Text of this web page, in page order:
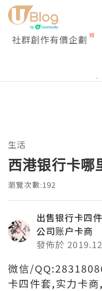
社群創作有價企劃
生活
西港银行卡哪
瀏覽次數:192
出售银行卡四
公司账户卡商
發佈於
微信/
卡四件套,实力卡